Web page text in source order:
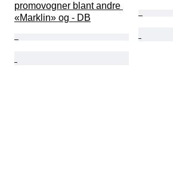
promovogner blant andre
«Marklin» og - DB